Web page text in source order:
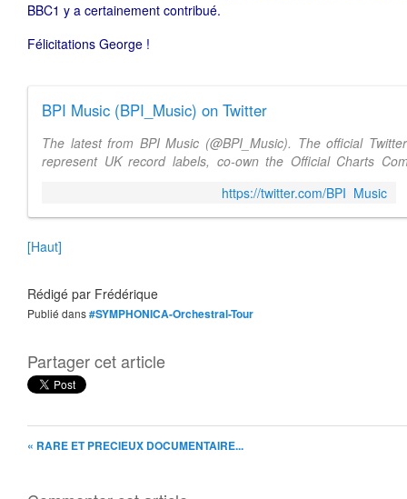
BBC1 y a certainement contribué.
Félicitations George !
BPI Music (BPI_Music) on Twitter
The latest from BPI Music (@BPI_Music). The official
represent UK record labels, co-own the Official Charts
https://twitter.com/BPI_Music
[Haut]
Rédigé par Frédérique
Publié dans#SYMPHONICA-Orchestral-Tour
Partager cet article
« RARE ET PRECIEUX DOCUMENTAIRE...